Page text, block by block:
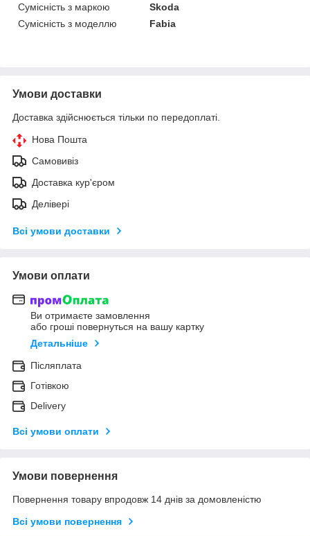
Сумісність з маркою
Skoda
Сумісність з моделлю
Fabia
Умови доставки
Доставка здійснюється тільки по передоплаті.
Нова Пошта
Самовивіз
Доставка кур'єром
Делівері
Всі умови доставки
Умови оплати
Ви отримаєте замовлення
або гроші повернуться на вашу картку
Детальніше
Післяплата
Готівкою
Delivery
Всі умови оплати
Умови повернення
Повернення товару впродовж 14 днів за домовленістю
Всі умови повернення